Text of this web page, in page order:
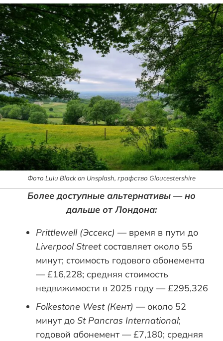
Фото Lulu Black on Unsplash, графство Gloucestershire
Более доступные альтернативы — но
дальше от Лондона:
Prittlewell (Эссекс) — время в пути до
Liverpool Streetсоставляет около 55
минут; стоимость годового абонемента
— £16,228; средняя стоимость
недвижимости в 2025 году — £295,326
Folkestone West (Кент) — около 52
минут до St Pancras International;
годовой абонемент — £7,180; средняя